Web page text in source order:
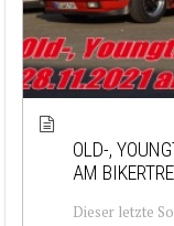
OLD-,
AM
Dieser letzte